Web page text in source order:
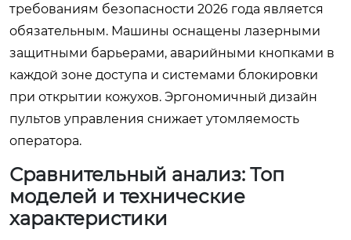
требованиям безопасности 2026 года является
обязательным. Машины оснащены лазерными
защитными барьерами, аварийными кнопками в
каждой зоне доступа и системами блокировки
при открытии кожухов. Эргономичный дизайн
пультов управления снижает утомляемость
оператора.
Сравнительный анализ: Топ
моделей и технические
характеристики